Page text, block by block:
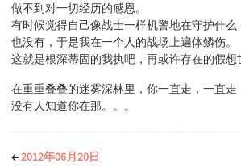
做不到对一切经历的感恩。
有时候觉得自己像战士一样机警地在守护什
也没有，于是我在一个人的战场上遍体鳞伤。
这就是根深蒂固的我执吧，再或许存在的假想
在重重叠叠的迷雾深林里，你一直走，一直
没有人知道你在那。。。
←2012年06月20日